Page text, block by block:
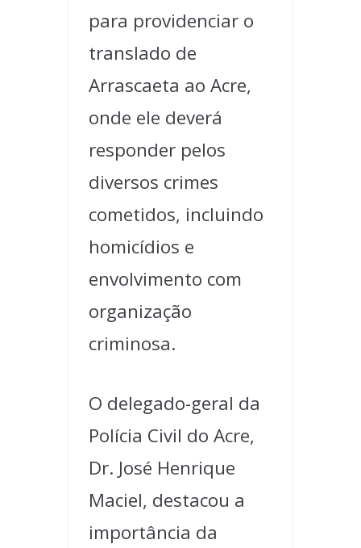
para providenciar o
translado de
Arrascaeta ao Acre,
onde ele deverá
responder pelos
diversos crimes
cometidos, incluindo
homicídios e
envolvimento com
organização
criminosa.
O delegado-geral da
Polícia Civil do Acre,
Dr. José Henrique
Maciel, destacou a
importância da